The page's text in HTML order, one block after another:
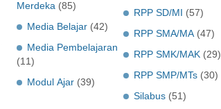
Merdeka (85)
Media Belajar (42)
Media Pembelajaran
(11)
Modul Ajar (39)
RPP SD/MI (57)
RPP SMA/MA (47)
RPP SMK/MAK (29)
RPP SMP/MTs (30)
Silabus (51)